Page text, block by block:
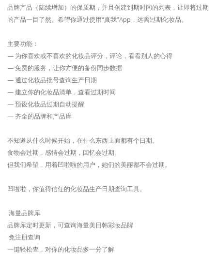
品牌产品（陆续增加）的保质期，并且创建到期时间的列表，让即将过期
的产品一目了然。希望你通过使用“真我”App，远离过期化妆品。
主要功能：
— 为你喜欢或不喜欢的化妆品评分，评论，看看别人的心得
— 免费的服务，让你方便的备份同步数据
— 通过化妆品批号查询生产日期
— 建立你的化妆品清单，查看过期时间
— 预设化妆品过期自动提醒
— 齐全的品牌和产品库
不知道从什么时候开始，在什么东西上面都有个日期。
食物会过期，感情会过期，回忆会过期。
但我们希望，用着凹啦啦的用户，她们的美丽都不会过期。
凹啦啦，你值得信任的化妆品生产日期查询工具。
·海量品牌库
品牌库定时更新，可查询海量美日韩彩妆品牌
·免注册查询
一键轻松查，对你的化妆品多一分了解